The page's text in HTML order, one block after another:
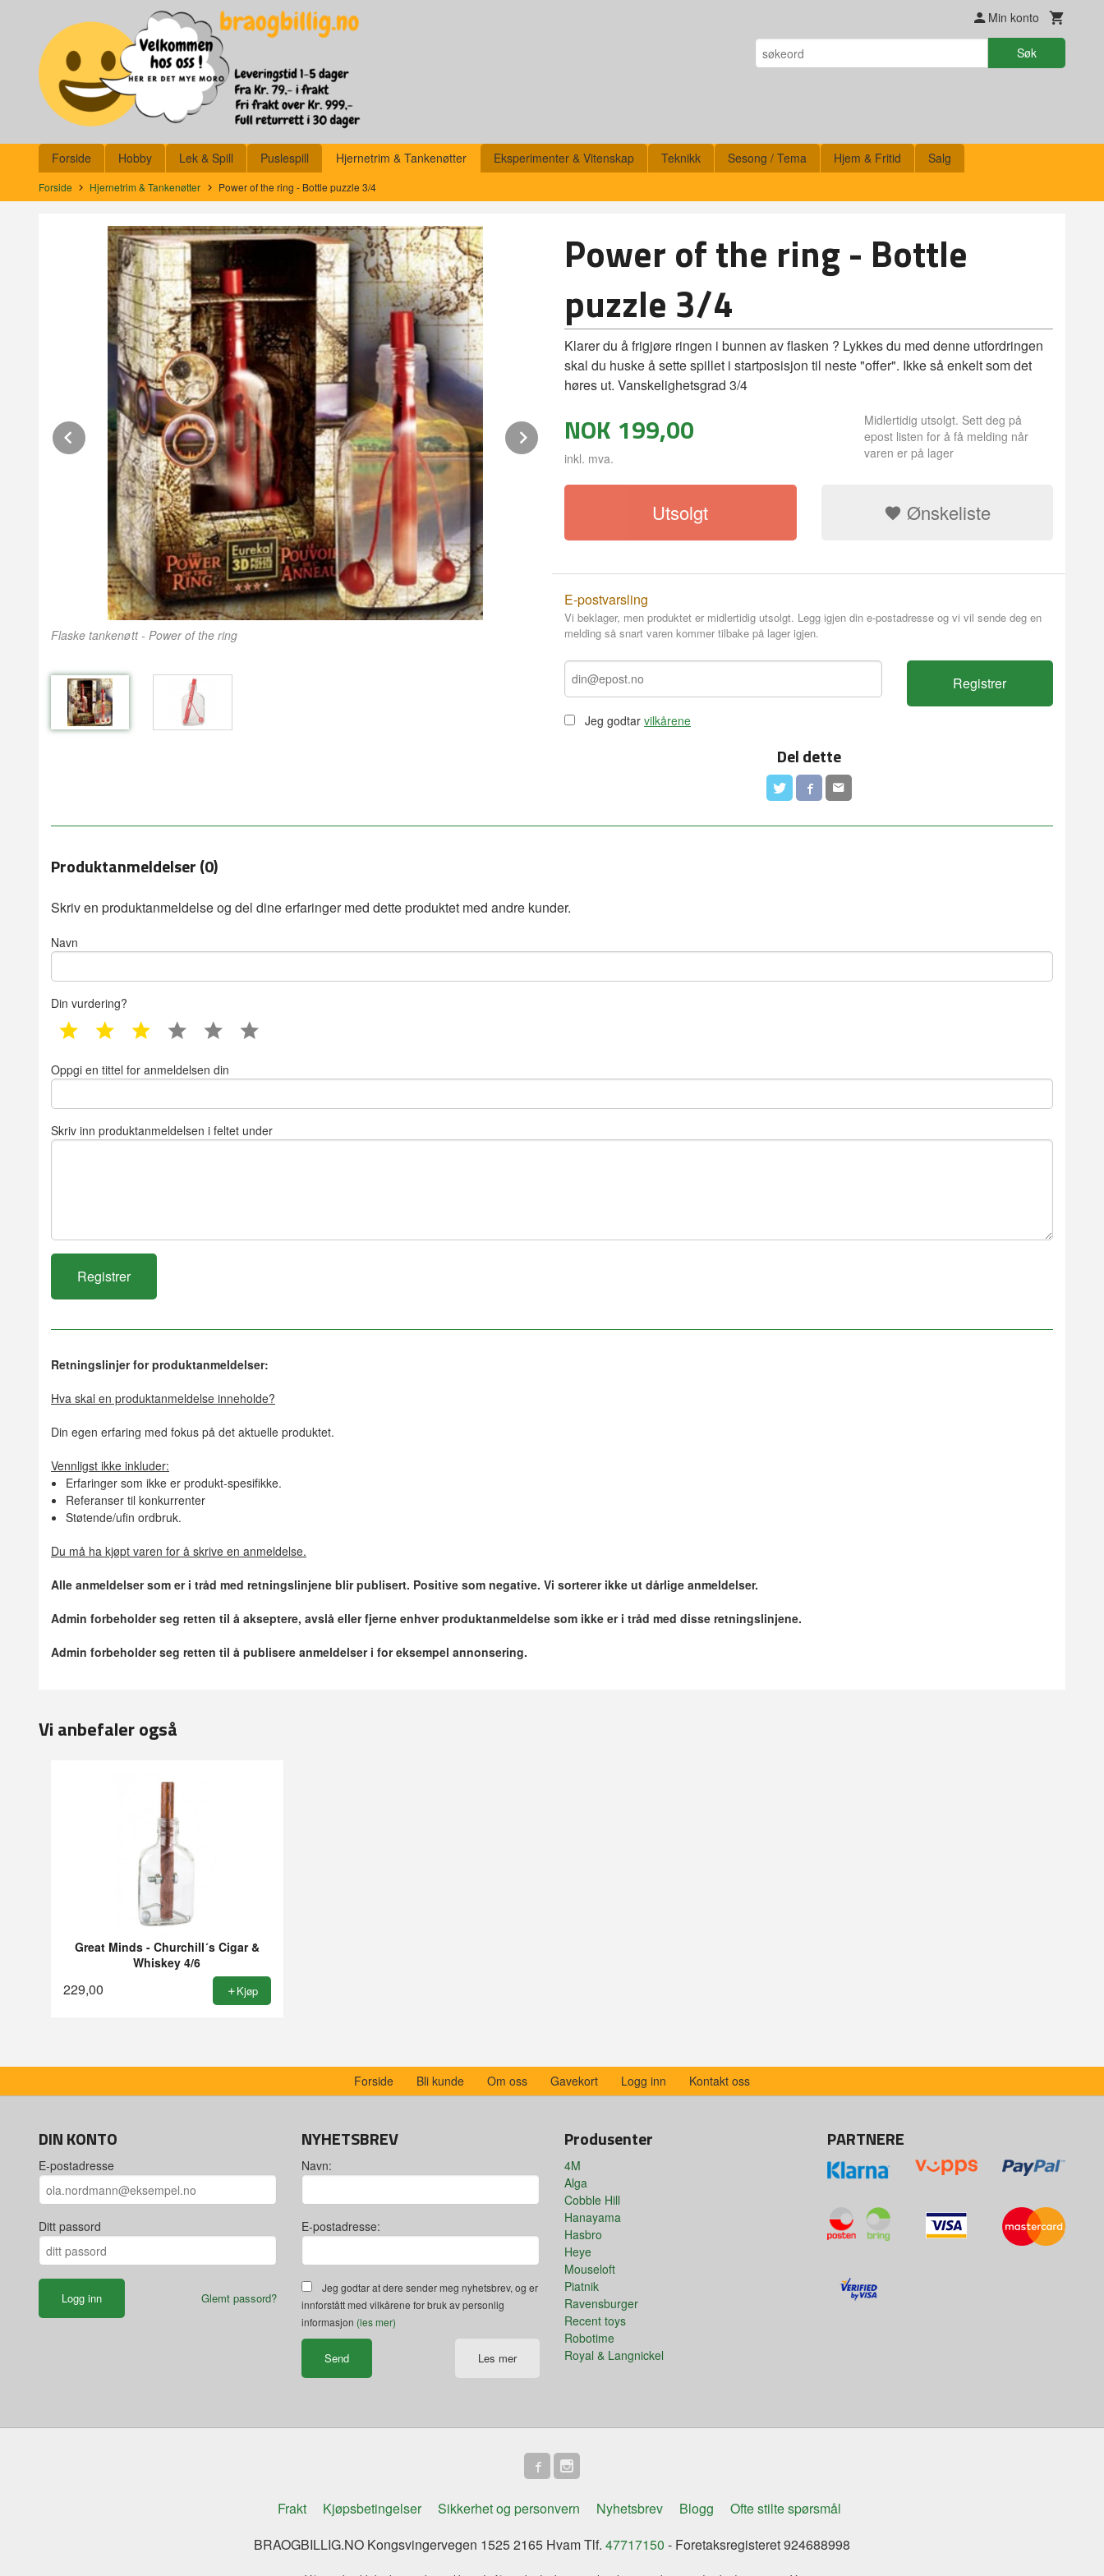
innholdet
Min konto
Søk
Produkter
Forside Hobby Lek & Spill Puslespill Hjernetrim & Tankenøtter Eksperimenter & Vitenskap Teknikk Sesong / Tema Hjem & Fritid Salg
Forside Hjernetrim & Tankenøtter Power of the ring - Bottle puzzle 3/4
Flaske tankenøtt - Power of the ring Flaske med ringen
Prev Next
Power of the ring - Bottle
puzzle 3/4
Klarer du å frigjøre ringen i bunnen av flasken ? Lykkes du med denne utfordringen
skal du huske å sette spillet i startposisjon til neste "offer". Ikke så enkelt som det
høres ut. Vanskelighetsgrad 3/4
NOK 199,00
inkl. mva.
Midlertidig utsolgt. Sett deg på
epost listen for å få melding når
varen er på lager
Utsolgt Ønskeliste
E-postvarsling
Vi beklager, men produktet er midlertidig utsolgt. Legg igjen din e-postadresse og vi vil sende deg en
melding så snart varen kommer tilbake på lager igjen.
Jeg godtar vilkårene
Registrer
Del dette
Produktanmeldelser (0)
Skriv en produktanmeldelse og del dine erfaringer med dette produktet med andre kunder.
Navn
Din vurdering?
1 star 2 star 3 star 4 star 5 star
Oppgi en tittel for anmeldelsen din
Skriv inn produktanmeldelsen i feltet under
Retningslinjer for produktanmeldelser:
Hva skal en produktanmeldelse inneholde?
Din egen erfaring med fokus på det aktuelle produktet.
Vennligst ikke inkluder:
Erfaringer som ikke er produkt-spesifikke.
Referanser til konkurrenter
Støtende/ufin ordbruk.
Du må ha kjøpt varen for å skrive en anmeldelse.
Alle anmeldelser som er i tråd med retningslinjene blir publisert. Positive som negative. Vi sorterer ikke ut dårlige anmeldelser.
Admin forbeholder seg retten til å akseptere, avslå eller fjerne enhver produktanmeldelse som ikke er i tråd med disse retningslinjene.
Admin forbeholder seg retten til å publisere anmeldelser i for eksempel annonsering.
Vi anbefaler også
Great Minds - Churchill´s Cigar &
Whiskey 4/6
229,00 Kjøp
Forside Bli kunde Om oss Gavekort Logg inn Kontakt oss
DIN KONTO
E-postadresse
Ditt passord
Glemt passord?
NYHETSBREV
Navn:
E-postadresse:
Jeg godtar at dere sender meg nyhetsbrev, og er
innforstått med vilkårene for bruk av personlig
informasjon (les mer)
Les mer
Produsenter
4M
Alga
Cobble Hill
Hanayama
Hasbro
Heye
Mouseloft
Piatnik
Ravensburger
Recent toys
Robotime
Royal & Langnickel
PARTNERE
Frakt Kjøpsbetingelser Sikkerhet og personvern Nyhetsbrev Blogg
Ofte stilte spørsmål
BRAOGBILLIG.NO Kongsvingervegen 1525 2165 Hvam Tlf. 47717150 - Foretaksregisteret 924688998